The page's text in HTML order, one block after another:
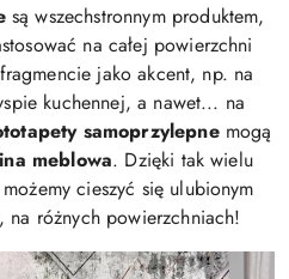
są wszechstronnym produktem,
na całej powierzchni
jako akcent, np. na
kuchennej, a nawet... na
samoprzylepnemogą
meblowa. Dzięki tak wielu
cieszyć się ulubionym
na różnych powierzchniach!